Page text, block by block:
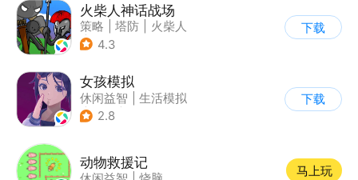
火柴人神话战场
策略 塔防
火柴人
| 休闲益智
4.3
下载
女孩模拟
休闲益智
生活模拟
| 校园
2.8
下载
动物救援记
马上玩